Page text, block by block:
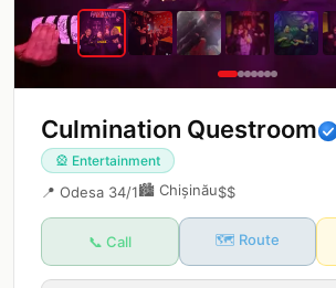
Culmination Questroom
🎡 Entertainment
📍 Odesa 34/1🏙️ Chișinău$$
📞 Call 🗺️ Route